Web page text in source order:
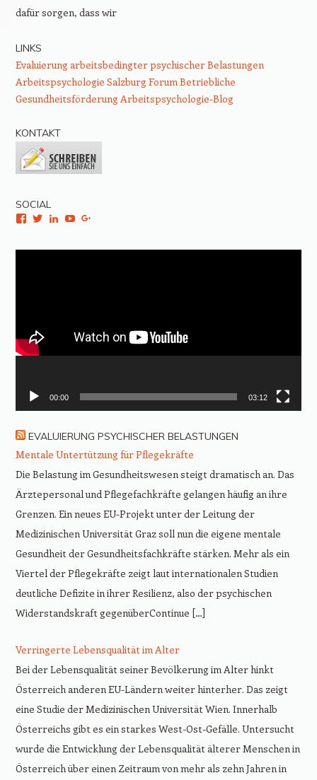
dafür sorgen, dass wir
LINKS
Evaluierung arbeitsbedingter psychischer Belastungen
Arbeitspsychologie Salzburg Forum Betriebliche
Gesundheitsförderung Arbeitspsychologie-Blog
KONTAKT
SOCIAL
Facebook
TwitterLinkedIn
YouTube
00:00 03:12
EVALUIERUNG PSYCHISCHER BELASTUNGEN
Mentale Untertützung für Pflegekräfte
Die Belastung im Gesundheitswesen steigt dramatisch an. Das
Ärztepersonal und Pflegefachkräfte gelangen häufig an ihre
Grenzen. Ein neues EU-Projekt unter der Leitung der
Medizinischen Universität Graz soll nun die eigene mentale
Gesundheit der Gesundheitsfachkräfte stärken. Mehr als ein
Viertel der Pflegekräfte zeigt laut internationalen Studien
deutliche Defizite in ihrer Resilienz, also der psychischen
Widerstandskraft gegenüberContinue […]
Verringerte Lebensqualität im Alter
Bei der Lebensqualität seiner Bevölkerung im Alter hinkt
Österreich anderen EU-Ländern weiter hinterher. Das zeigt
eine Studie der Medizinischen Universität Wien. Innerhalb
Österreichs gibt es ein starkes West-Ost-Gefälle. Untersucht
wurde die Entwicklung der Lebensqualität älterer Menschen in
Österreich über einen Zeitraum von mehr als zehn Jahren in